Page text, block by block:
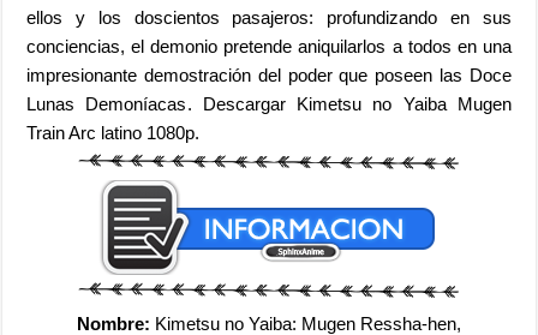
ellos y los doscientos pasajeros: profundizando en sus
conciencias, el demonio pretende aniquilarlos a todos en una
impresionante demostración del poder que poseen las Doce
Lunas Demoníacas. Descargar Kimetsu no Yaiba Mugen
Train Arc latino 1080p.
Nombre: Kimetsu no Yaiba: Mugen Ressha-hen,